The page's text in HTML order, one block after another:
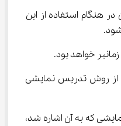
در دانش‌آموزان در هنگام استفاده از این
از روش تدریس نمایشی
که به آن اشاره شد،